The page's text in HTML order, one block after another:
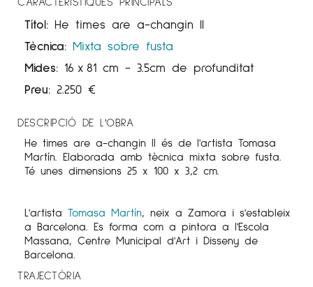
Títol: He times are a-changin II
Tècnica: Mixta sobre fusta
Mides: 16 x 81 cm - 3.5cm de profunditat
Preu: 2.250 €
DESCRIPCIÓ DE L'OBRA
He times are a-changin II és de l'artista Tomasa
Martín . Elaborada amb tècnica mixta sobre fusta.
Té unes dimensions 25 x 100 x 3,2 cm.
L'artista Tomasa Martín , neix a Zamora i s'estableix
a Barcelona. Es forma com a pintora a l'Escola
Massana, Centre Municipal d'Art i Disseny de
Barcelona.
TRAJECTÒRIA